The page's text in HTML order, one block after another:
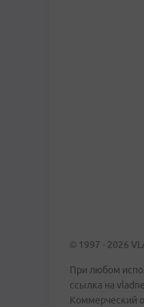
© 1997 - 2026
При любом
ссылка на
Коммерческий